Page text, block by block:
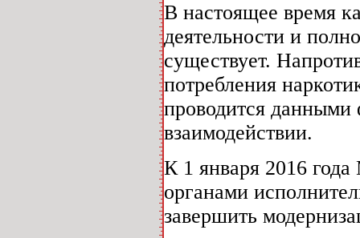
В настоящее время
деятельности и
существует.
потребления
проводится данными
взаимодействии.
К 1 января 2016
органами
завершить